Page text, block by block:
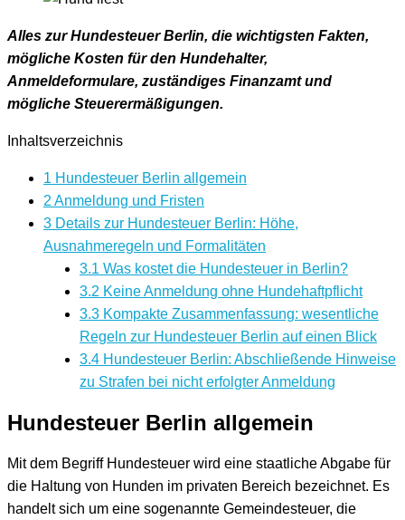
Alles zur Hundesteuer Berlin, die wichtigsten Fakten,
mögliche Kosten für den Hundehalter,
Anmeldeformulare, zuständiges Finanzamt und
mögliche Steuerermäßigungen.
Inhaltsverzeichnis
1 Hundesteuer Berlin allgemein
2 Anmeldung und Fristen
3 Details zur Hundesteuer Berlin: Höhe,
Ausnahmeregeln und Formalitäten
3.1 Was kostet die Hundesteuer in Berlin?
3.2 Keine Anmeldung ohne Hundehaftpflicht
3.3 Kompakte Zusammenfassung: wesentliche
Regeln zur Hundesteuer Berlin auf einen Blick
3.4 Hundesteuer Berlin: Abschließende Hinweise
zu Strafen bei nicht erfolgter Anmeldung
Hundesteuer Berlin allgemein
Mit dem Begriff Hundesteuer wird eine staatliche Abgabe für
die Haltung von Hunden im privaten Bereich bezeichnet. Es
handelt sich um eine sogenannte Gemeindesteuer, die